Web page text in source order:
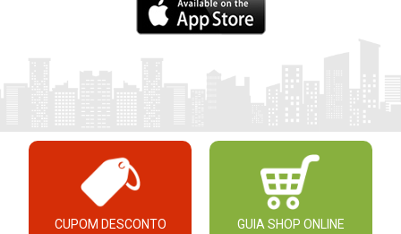
CUPOM DESCONTO GUIA SHOP ONLINE